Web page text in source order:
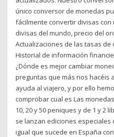
único conversor de monedas
fácilmente convertir divisas
divisas del mundo, precio del
Actualizaciones de las tasas de
Historial de información
¿Dónde es mejor cambiar
preguntas que más nos hacéis
ayuda al viajero, y por ello
comprobar cual es Las
10, 20 y 50 peniques y de 1 y 2
se lanzan ediciones especiales
igual que sucede en España